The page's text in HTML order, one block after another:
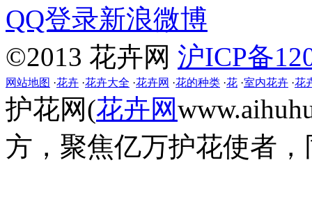
QQ登录新浪微博
©2013 花卉网 沪ICP备
网站地图 ·花卉 ·花卉大全 ·花卉网 ·花的种类 ·花 ·室内花卉 ·花
护花网(花卉网
方，聚焦亿万护花使者